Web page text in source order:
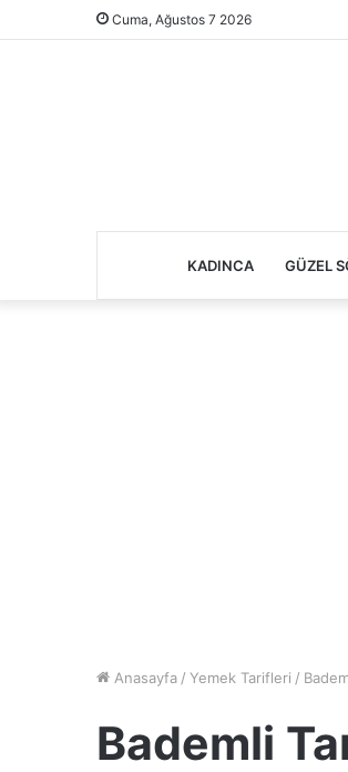
Cuma, Ağustos 7 2026
KADINCA GÜZEL
Anasayfa / Yemek Tarifleri /
Bademli